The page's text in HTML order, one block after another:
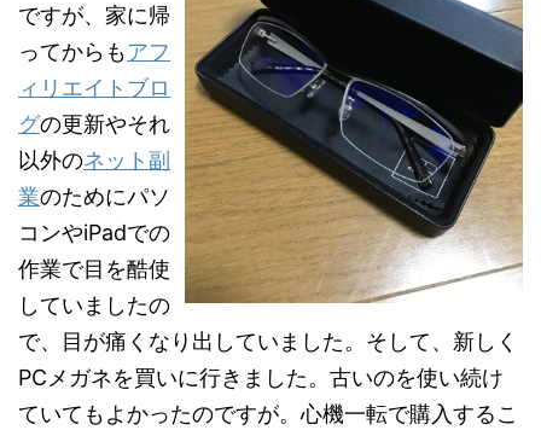
ですが、家に帰
ってからもアフ
ィリエイトブロ
グの更新やそれ
以外のネット副
業のためにパソ
コンやiPadでの
作業で目を酷使
していましたの
で、目が痛くなり出していました。そして、新しく
PCメガネを買いに行きました。古いのを使い続け
ていてもよかったのですが。心機一転で購入するこ